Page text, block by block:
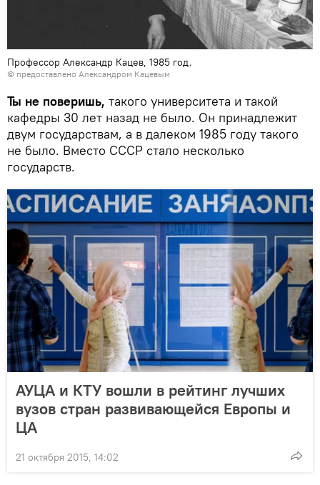
Профессор Александр Кацев, 1985 год.
© предоставлено Александром Кацевым
Ты не поверишь, такого университета и такой
кафедры 30 лет назад не было. Он принадлежит
двум государствам, а в далеком 1985 году такого
не было. Вместо СССР стало несколько
государств.
АУЦА и КТУ вошли в рейтинг лучших
вузов стран развивающейся Европы и
ЦА
21 октября 2015, 14:02